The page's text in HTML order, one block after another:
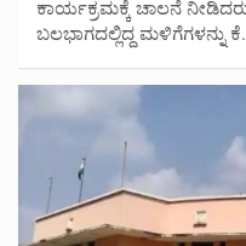
ಕಾರ್ಯಕ್ರಮಕ್ಕೆ ಚಾಲನೆ
ಬಲಭಾಗದಲ್ಲಿದ್ದ ಮಳಿಗೆಗಳನ್ನು